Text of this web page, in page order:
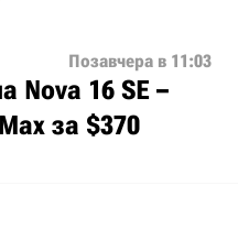
Позавчера в 11:03
Nova 16 SE –
за $370